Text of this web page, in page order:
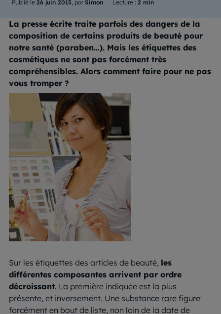
Publié le 26 juin 2015, par Simon Lecture : 2 min
La presse écrite traite parfois des dangers de la
composition de certains produits de beauté pour
notre santé (paraben…). Mais les étiquettes des
cosmétiques ne sont pas forcément très
compréhensibles. Alors comment faire pour ne pas
vous tromper ?
Sur les étiquettes des articles de beauté, les
différentes composantes arrivent par ordre
décroissant. La première indiquée est la plus
présente, et inversement. Une substance rare figure
forcément en bout de liste, non loin de la date de